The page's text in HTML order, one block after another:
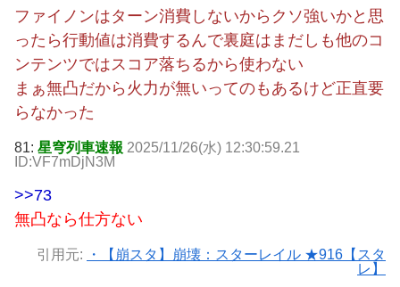
ファイノンはターン消費しないからクソ強いかと思
ったら行動値は消費するんで裏庭はまだしも他のコ
ンテンツではスコア落ちるから使わない
まぁ無凸だから火力が無いってのもあるけど正直要
らなかった
81: 星穹列車速報 2025/11/26(水) 12:30:59.21
ID:VF7mDjN3M
>>73
無凸なら仕方ない
引用元:
・【崩スタ】崩壊：スターレイル ★916【スタ
レ】